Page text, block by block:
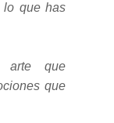
lo que has
arte que
que